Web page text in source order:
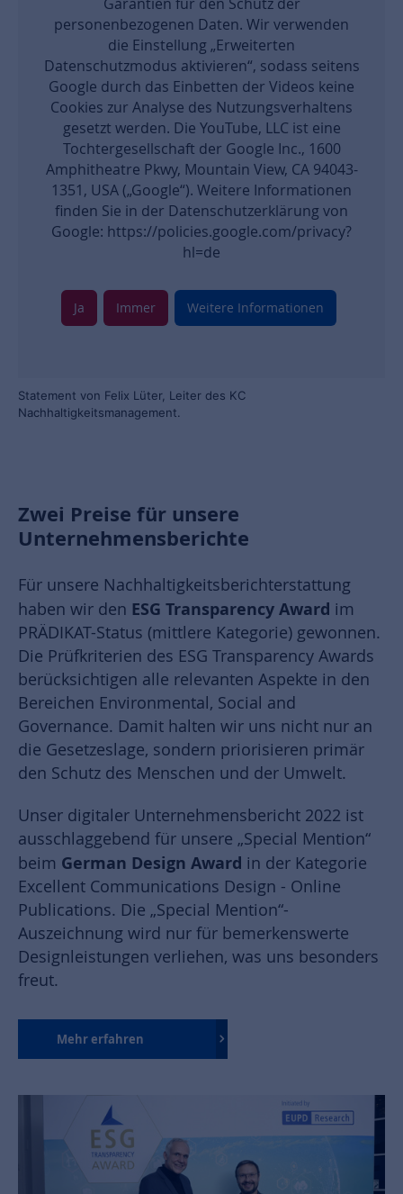
personenbezogenen Daten. Wir verwenden
die Einstellung „Erweiterten
Datenschutzmodus aktivieren“, sodass seitens
Google durch das Einbetten der Videos keine
Cookies zur Analyse des Nutzungsverhaltens
gesetzt werden. Die YouTube, LLC ist eine
Tochtergesellschaft der Google Inc., 1600
Amphitheatre Pkwy, Mountain View, CA 94043-
1351, USA („Google“). Weitere Informationen
finden Sie in der Datenschutzerklärung von
Google: https://policies.google.com/privacy?
hl=de
Ja Immer Weitere Informationen
Statement von Felix Lüter, Leiter des KC
Nachhaltigkeitsmanagement.
Zwei Preise für unsere
Unternehmensberichte
Für unsere Nachhaltigkeitsberichterstattung
haben wir den ESG Transparency Award im
PRÄDIKAT-Status (mittlere Kategorie) gewonnen.
Die Prüfkriterien des ESG Transparency Awards
berücksichtigen alle relevanten Aspekte in den
Bereichen Environmental, Social and
Governance. Damit halten wir uns nicht nur an
die Gesetzeslage, sondern priorisieren primär
den Schutz des Menschen und der Umwelt.
Unser digitaler Unternehmensbericht 2022 ist
ausschlaggebend für unsere „Special Mention“
beim German Design Award in der Kategorie
Excellent Communications Design - Online
Publications. Die „Special Mention“-
Auszeichnung wird nur für bemerkenswerte
Designleistungen verliehen, was uns besonders
freut.
Mehr erfahren